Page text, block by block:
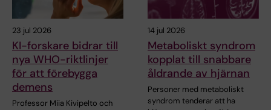
23 jul 2026
KI-forskare bidrar till
nya WHO-riktlinjer
för att förebygga
demens
Professor Miia Kivipelto och
14 jul 2026
Metaboliskt syndrom
kopplat till snabbare
åldrande av hjärnan
Personer med metaboliskt
syndrom tenderar att ha